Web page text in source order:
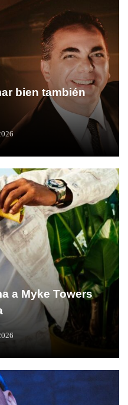
bien también
a Myke Towers